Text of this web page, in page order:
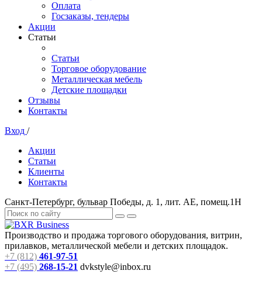
Оплата
Госзаказы, тендеры
Акции
Статьи
Статьи
Торговое оборудование
Металлическая мебель
Детские площадки
Отзывы
Контакты
Вход /
Акции
Статьи
Клиенты
Контакты
Санкт-Петербург, бульвар Победы, д. 1, лит. АЕ, помещ.1Н
Производство и продажа торгового оборудования, витрин,
прилавков, металлической мебели и детских площадок.
+7 (812) 461-97-51
+7 (495) 268-15-21 dvkstyle@inbox.ru